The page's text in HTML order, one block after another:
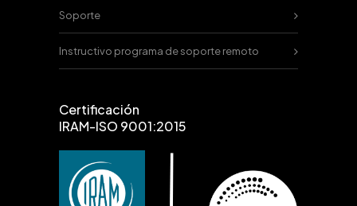
Soporte
Instructivo programa de soporte remoto
Certificación
IRAM-ISO 9001:2015